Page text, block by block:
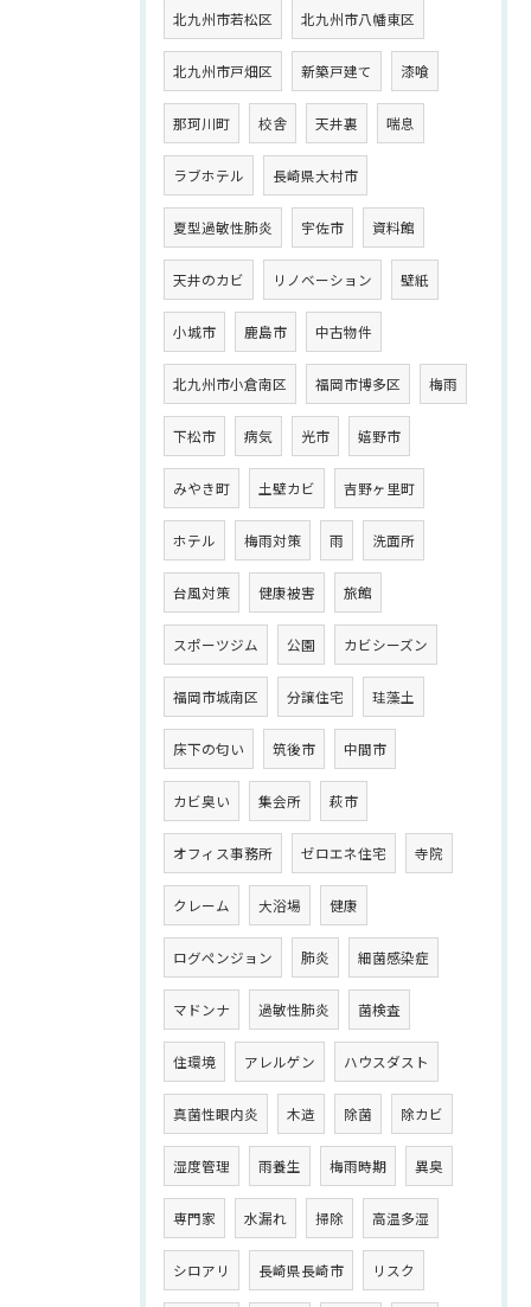
北九州市若松区 北九州市八幡東区
北九州市戸畑区 新築戸建て 漆喰
那珂川町 校舎 天井裏 喘息
ラブホテル 長崎県大村市
夏型過敏性肺炎 宇佐市 資料館
天井のカビ リノベーション 壁紙
小城市 鹿島市 中古物件
北九州市小倉南区 福岡市博多区 梅雨
下松市 病気 光市 嬉野市
みやき町 土壁カビ 吉野ヶ里町
ホテル 梅雨対策 雨 洗面所
台風対策 健康被害 旅館
スポーツジム 公園 カビシーズン
福岡市城南区 分譲住宅 珪藻土
床下の匂い 筑後市 中間市
カビ臭い 集会所 萩市
オフィス事務所 ゼロエネ住宅 寺院
クレーム 大浴場 健康
ログペンジョン 肺炎 細菌感染症
マドンナ 過敏性肺炎 菌検査
住環境 アレルゲン ハウスダスト
真菌性眼内炎 木造 除菌 除カビ
湿度管理 雨養生 梅雨時期 異臭
専門家 水漏れ 掃除 高温多湿
シロアリ 長崎県長崎市 リスク